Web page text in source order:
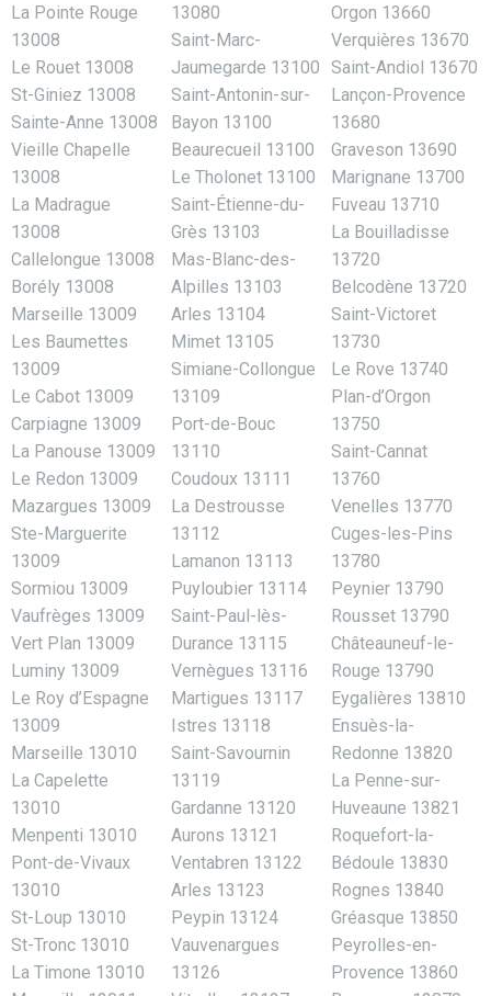
La Pointe Rouge
13008
Le Rouet 13008
St-Giniez 13008
Sainte-Anne 13008
Vieille Chapelle
13008
La Madrague
13008
Callelongue 13008
Borély 13008
Marseille 13009
Les Baumettes
13009
Le Cabot 13009
Carpiagne 13009
La Panouse 13009
Le Redon 13009
Mazargues 13009
Ste-Marguerite
13009
Sormiou 13009
Vaufrèges 13009
Vert Plan 13009
Luminy 13009
Le Roy d’Espagne
13009
Marseille 13010
La Capelette
13010
Menpenti 13010
Pont-de-Vivaux
13010
St-Loup 13010
St-Tronc 13010
La Timone 13010
13080
Saint-Marc-
Jaumegarde 13100
Saint-Antonin-sur-
Bayon 13100
Beaurecueil 13100
Le Tholonet 13100
Saint-Étienne-du-
Grès 13103
Mas-Blanc-des-
Alpilles 13103
Arles 13104
Mimet 13105
Simiane-Collongue
13109
Port-de-Bouc
13110
Coudoux 13111
La Destrousse
13112
Lamanon 13113
Puyloubier 13114
Saint-Paul-lès-
Durance 13115
Vernègues 13116
Martigues 13117
Istres 13118
Saint-Savournin
13119
Gardanne 13120
Aurons 13121
Ventabren 13122
Arles 13123
Peypin 13124
Vauvenargues
13126
Orgon 13660
Verquières 13670
Saint-Andiol 13670
Lançon-Provence
13680
Graveson 13690
Marignane 13700
Fuveau 13710
La Bouilladisse
13720
Belcodène 13720
Saint-Victoret
13730
Le Rove 13740
Plan-d’Orgon
13750
Saint-Cannat
13760
Venelles 13770
Cuges-les-Pins
13780
Peynier 13790
Rousset 13790
Châteauneuf-le-
Rouge 13790
Eygalières 13810
Ensuès-la-
Redonne 13820
La Penne-sur-
Huveaune 13821
Roquefort-la-
Bédoule 13830
Rognes 13840
Gréasque 13850
Peyrolles-en-
Provence 13860